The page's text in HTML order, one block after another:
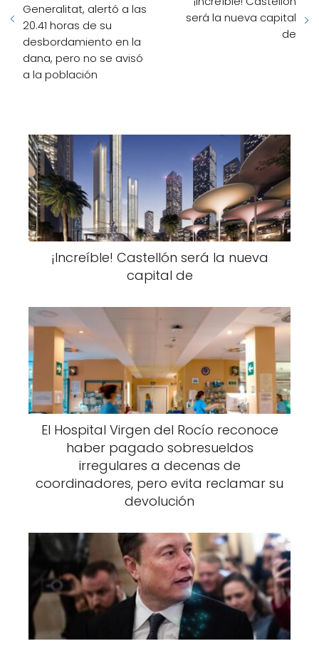
Generalitat, alertó a las
20.41 horas de su
desbordamiento en la
dana, pero no se avisó
a la población
será la nueva capital
de
¡Increíble! Castellón será la nueva
capital de
El Hospital Virgen del Rocío reconoce
haber pagado sobresueldos
irregulares a decenas de
coordinadores, pero evita reclamar su
devolución